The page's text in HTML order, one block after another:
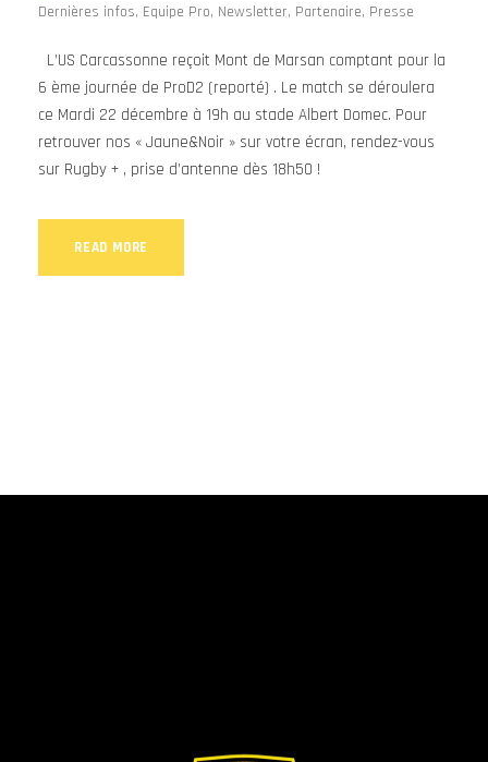
Dernières infos, Equipe Pro, Newsletter, Partenaire, Presse
L’US Carcassonne reçoit Mont de Marsan comptant pour la
6 ème journée de ProD2 (reporté) . Le match se déroulera
ce Mardi 22 décembre à 19h au stade Albert Domec. Pour
retrouver nos « Jaune&Noir » sur votre écran, rendez-vous
sur Rugby + , prise d’antenne dès 18h50 !
READ MORE